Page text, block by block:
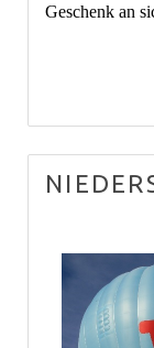
Geschenk an